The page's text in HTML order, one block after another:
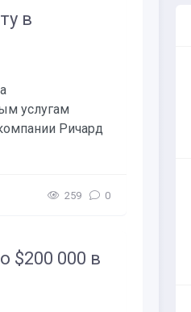
в
услугам
Ричард
259 0
$200 000 в